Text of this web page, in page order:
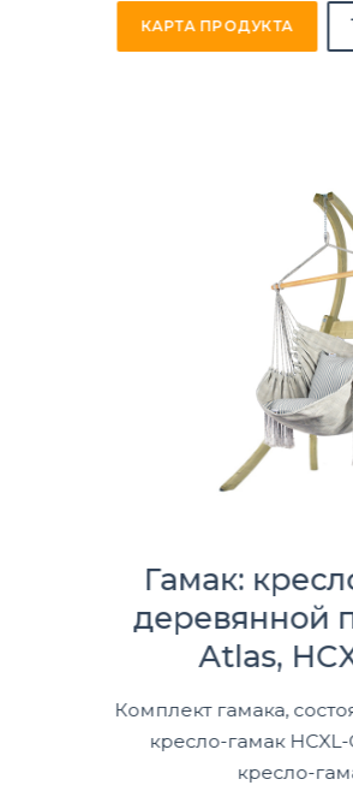
КАРТА ПРОДУКТА
Гамак:
деревянной
Atlas,
Комплект гамака,
кресло-гамак
кресло-